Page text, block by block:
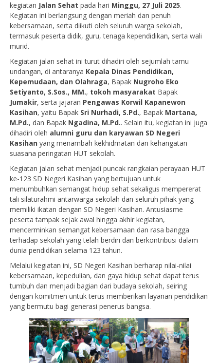
kegiatan Jalan Sehat pada hari Minggu, 27 Juli 2025.
Kegiatan ini berlangsung dengan meriah dan penuh
kebersamaan, serta diikuti oleh seluruh warga sekolah,
termasuk peserta didik, guru, tenaga kependidikan, serta wali
murid.
Kegiatan jalan sehat ini turut dihadiri oleh sejumlah tamu
undangan, di antaranya Kepala Dinas Pendidikan,
Kepemudaan, dan Olahraga, Bapak Nugroho Eko
Setiyanto, S.Sos., MM., tokoh masyarakat Bapak
Jumakir, serta jajaran Pengawas Korwil Kapanewon
Kasihan, yaitu Bapak Sri Nurhadi, S.Pd., Bapak Martana,
M.Pd., dan Bapak Ngadina, M.Pd.. Selain itu, kegiatan ini juga
dihadiri oleh alumni guru dan karyawan SD Negeri
Kasihan yang menambah kekhidmatan dan kehangatan
suasana peringatan HUT sekolah.
Kegiatan jalan sehat menjadi puncak rangkaian perayaan HUT
ke-123 SD Negeri Kasihan yang bertujuan untuk
menumbuhkan semangat hidup sehat sekaligus mempererat
tali silaturahmi antarwarga sekolah dan seluruh pihak yang
memiliki ikatan dengan SD Negeri Kasihan. Antusiasme
peserta tampak sejak awal hingga akhir kegiatan,
mencerminkan semangat kebersamaan dan rasa bangga
terhadap sekolah yang telah berdiri dan berkontribusi dalam
dunia pendidikan selama 123 tahun.
Melalui kegiatan ini, SD Negeri Kasihan berharap nilai-nilai
kebersamaan, kepedulian, dan gaya hidup sehat dapat terus
tumbuh dan menjadi bagian dari budaya sekolah, seiring
dengan komitmen untuk terus memberikan layanan pendidikan
yang bermutu bagi generasi penerus bangsa.